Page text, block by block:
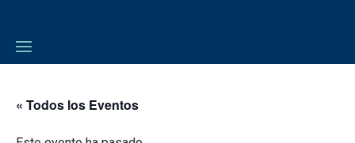
« Todos los Eventos